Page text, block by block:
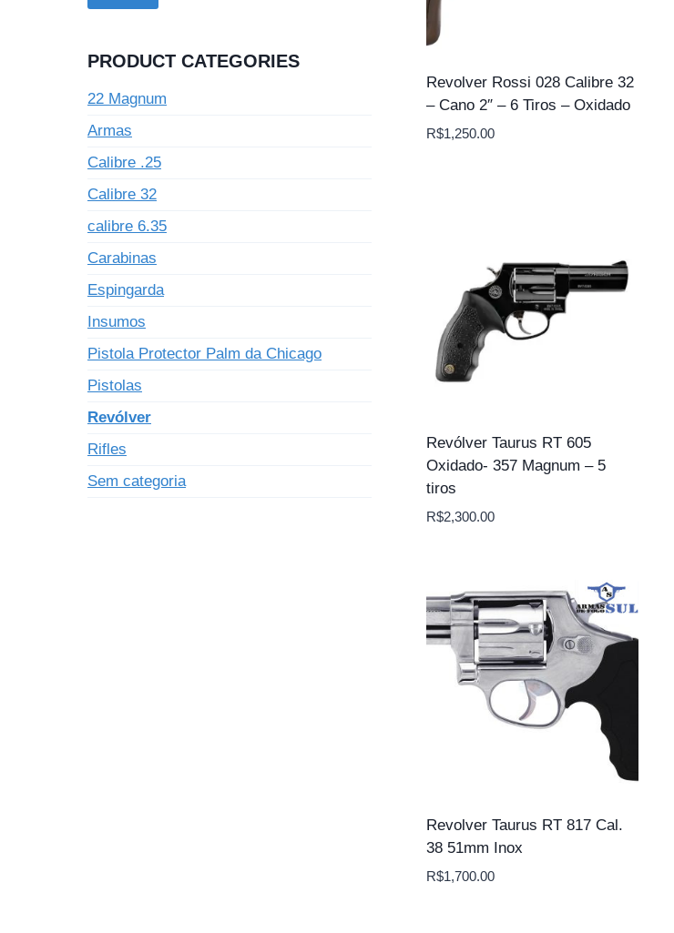
Revolver Rossi 028 Calibre 32
– Cano 2″ – 6 Tiros – Oxidado
R$1,250.00
Revólver Taurus RT 605
Oxidado- 357 Magnum – 5
tiros
R$2,300.00
Revolver Taurus RT 817 Cal.
38 51mm Inox
R$1,700.00
PRODUCT CATEGORIES
22 Magnum
Armas
Calibre .25
Calibre 32
calibre 6.35
Carabinas
Espingarda
Insumos
Pistola Protector Palm da Chicago
Pistolas
Revólver
Rifles
Sem categoria